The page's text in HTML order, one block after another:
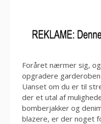
Foråret nærmer sig,
opgradere
Uanset om du er til
der et utal af
bomberjakker og
blazere, er der noget